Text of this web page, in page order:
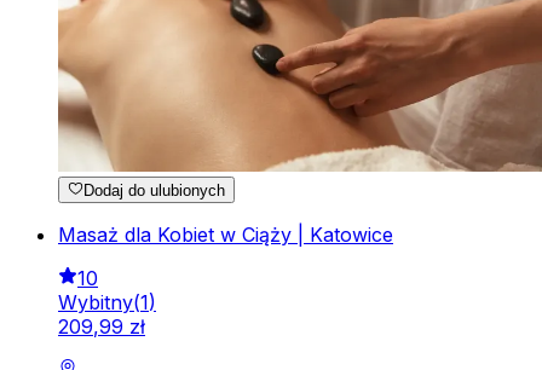
Dodaj do ulubionych
Masaż dla Kobiet w Ciąży | Katowice
10
Wybitny(1)
209,99 zł